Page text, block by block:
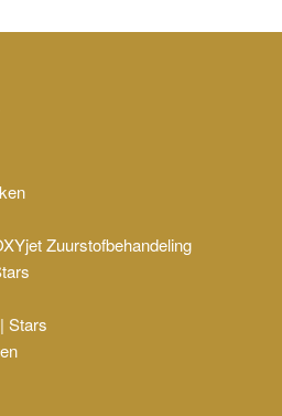
Zuurstofbehandeling
Stars